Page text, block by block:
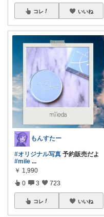
コレ いいね
もんすたー
#オリジナル写真 予約販売だよ
#mile ...
￥ 1,990
0 3 723
コレ いいね